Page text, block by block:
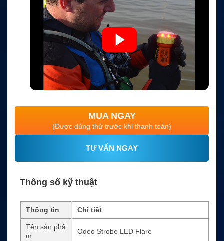
MUA NGAY
(Được dùng thử trước khi thanh toán)
TƯ VẤN NGAY
Thông số kỹ thuật
Thông tin Chi tiết
Tên sản phẩ
m
Odeo Strobe LED Flare